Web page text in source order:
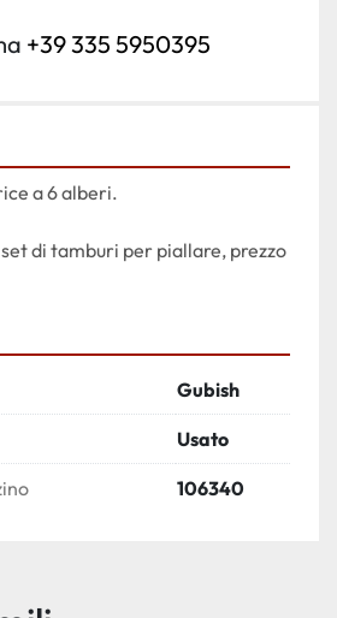
+39 335 5950395
a 6 alberi.
di tamburi per piallare, prezzo
Gubish
Usato
106340